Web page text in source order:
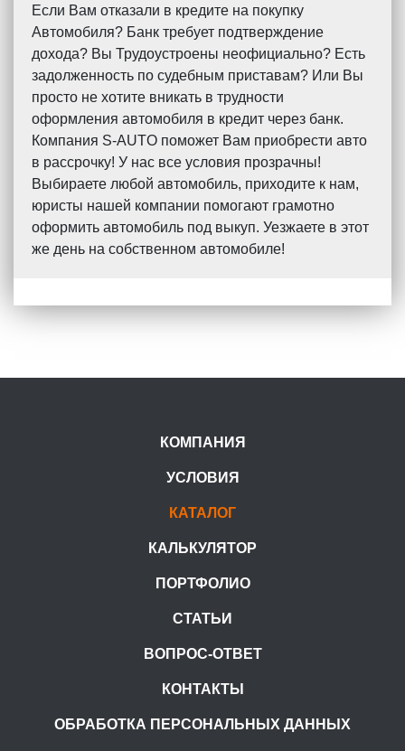
Если Вам отказали в кредите на покупку
Автомобиля? Банк требует подтверждение
дохода? Вы Трудоустроены неофициально? Есть
задолженность по судебным приставам? Или Вы
просто не хотите вникать в трудности
оформления автомобиля в кредит через банк.
Компания S-AUTO поможет Вам приобрести авто
в рассрочку! У нас все условия прозрачны!
Выбираете любой автомобиль, приходите к нам,
юристы нашей компании помогают грамотно
оформить автомобиль под выкуп. Уезжаете в этот
же день на собственном автомобиле!
КОМПАНИЯ
УСЛОВИЯ
КАТАЛОГ
КАЛЬКУЛЯТОР
ПОРТФОЛИО
СТАТЬИ
ВОПРОС-ОТВЕТ
КОНТАКТЫ
ОБРАБОТКА ПЕРСОНАЛЬНЫХ ДАННЫХ